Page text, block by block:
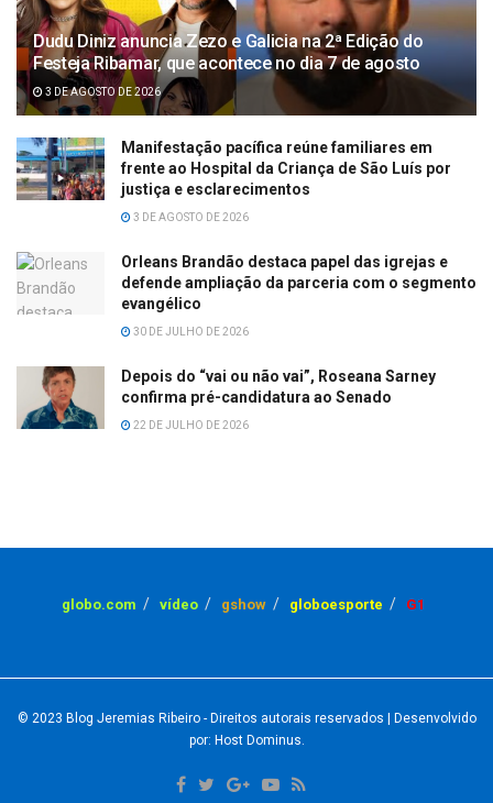
Dudu Diniz anuncia Zezo e Galicia na 2ª Edição do
Festeja Ribamar, que acontece no dia 7 de agosto
3 DE AGOSTO DE 2026
Manifestação pacífica reúne familiares em
frente ao Hospital da Criança de São Luís por
justiça e esclarecimentos
3 DE AGOSTO DE 2026
Orleans Brandão destaca papel das igrejas e
defende ampliação da parceria com o segmento
evangélico
30 DE JULHO DE 2026
Depois do “vai ou não vai”, Roseana Sarney
confirma pré-candidatura ao Senado
22 DE JULHO DE 2026
globo.com vídeo gshow globoesporte G1
© 2023 Blog Jeremias Ribeiro- Direitos autorais reservados | Desenvolvido
por: Host Dominus